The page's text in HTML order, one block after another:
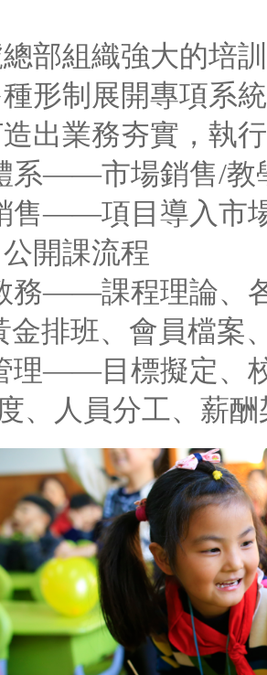
組織強大的培訓
形制展開專項系
出業務夯實，執
——市場銷售/教
——項目導入市場
開課流程
——課程理論、各
金排班、會員檔案
——目標擬定、校
、人員分工、薪